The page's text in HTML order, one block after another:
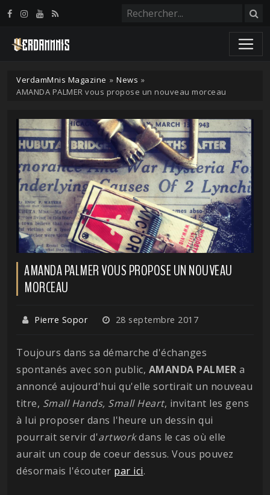
VerdamMnis Magazine » News »
AMANDA PALMER vous propose un nouveau morceau
AMANDA PALMER VOUS PROPOSE UN NOUVEAU
MORCEAU
Pierre Sopor 28 septembre 2017
Toujours dans sa démarche d'échanges
spontanés avec son public, AMANDA PALMER a
annoncé aujourd'hui qu'elle sortirait un nouveau
titre, Small Hands, Small Heart, invitant les gens
à lui proposer dans l'heure un dessin qui
pourrait servir d'artworkdans le cas où elle
aurait un coup de coeur dessus. Vous pouvez
désormais l'écouter par ici.
Panneau de gestion des cookies